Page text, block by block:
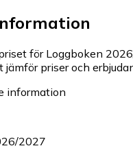
för Loggboken
jämför priser och
information
2027